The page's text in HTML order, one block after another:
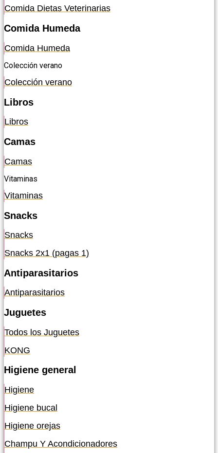
Comida Dietas Veterinarias
Comida Humeda
Comida Humeda
Colección verano
Colección verano
Libros
Libros
Camas
Camas
Vitaminas
Vitaminas
Snacks
Snacks
Snacks 2x1 (pagas 1)
Antiparasitarios
Antiparasitarios
Juguetes
Todos los Juguetes
KONG
Higiene general
Higiene
Higiene bucal
Higiene orejas
Champu Y Acondicionadores